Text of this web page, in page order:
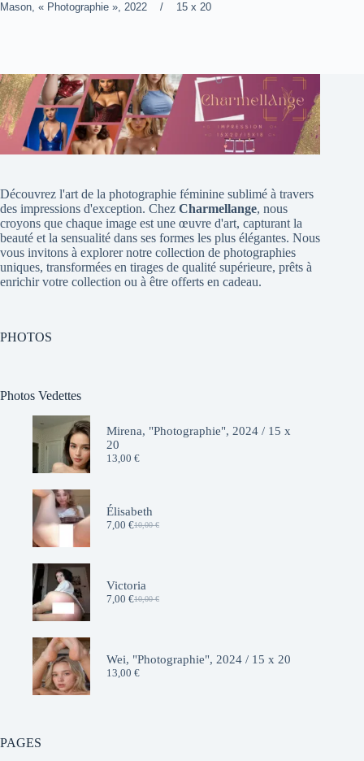
Mason, « Photographie », 2022 / 15 x 20
Découvrez l'art de la photographie féminine sublimé à travers
des impressions d'exception. Chez Charmellange, nous
croyons que chaque image est une œuvre d'art, capturant la
beauté et la sensualité dans ses formes les plus élégantes. Nous
vous invitons à explorer notre collection de photographies
uniques, transformées en tirages de qualité supérieure, prêts à
enrichir votre collection ou à être offerts en cadeau.
PHOTOS
Photos Vedettes
Mirena, "Photographie", 2024 / 15 x
20
13,00 €
Élisabeth
10,00€
Le
10,00 €.
7,00 €Le
7,00 €.
Victoria
10,00€
Le
10,00 €.
7,00 €Le
7,00 €.
Wei, "Photographie", 2024 / 15 x 20
13,00 €
PAGES